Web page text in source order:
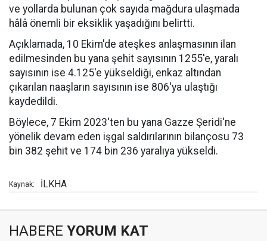
ve yollarda bulunan çok sayıda mağdura ulaşmada
hâlâ önemli bir eksiklik yaşadığını belirtti.
Açıklamada, 10 Ekim'de ateşkes anlaşmasının ilan
edilmesinden bu yana şehit sayısının 1255'e, yaralı
sayısının ise 4.125'e yükseldiği, enkaz altından
çıkarılan naaşların sayısının ise 806'ya ulaştığı
kaydedildi.
Böylece, 7 Ekim 2023'ten bu yana Gazze Şeridi'ne
yönelik devam eden işgal saldırılarının bilançosu 73
bin 382 şehit ve 174 bin 236 yaralıya yükseldi.
Kaynak: İLKHA
HABERE YORUM KAT